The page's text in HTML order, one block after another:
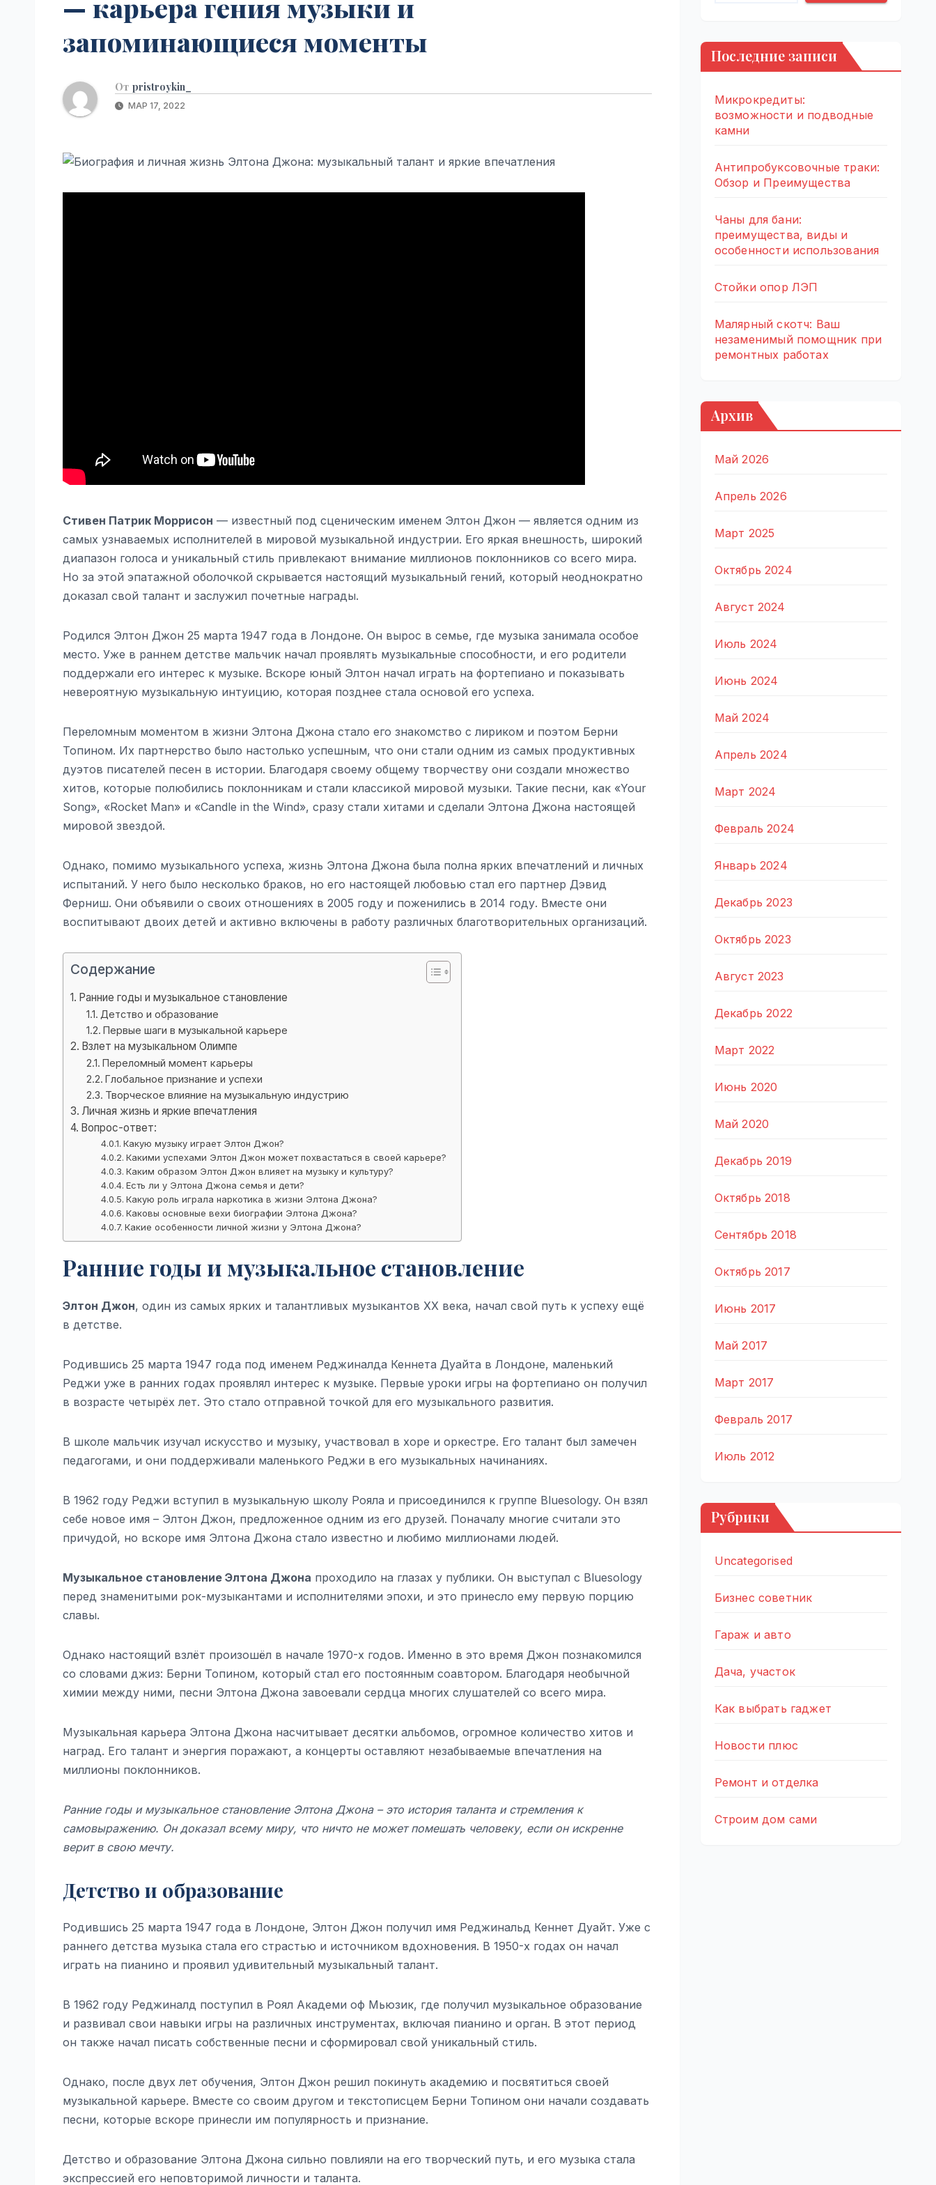
— карьера гения музыки и
запоминающиеся моменты
От pristroykin_
МАР 17, 2022
Стивен Патрик Моррисон — известный под сценическим именем Элтон Джон — является одним из
самых узнаваемых исполнителей в мировой музыкальной индустрии. Его яркая внешность, широкий
диапазон голоса и уникальный стиль привлекают внимание миллионов поклонников со всего мира.
Но за этой эпатажной оболочкой скрывается настоящий музыкальный гений, который неоднократно
доказал свой талант и заслужил почетные награды.
Родился Элтон Джон 25 марта 1947 года в Лондоне. Он вырос в семье, где музыка занимала особое
место. Уже в раннем детстве мальчик начал проявлять музыкальные способности, и его родители
поддержали его интерес к музыке. Вскоре юный Элтон начал играть на фортепиано и показывать
невероятную музыкальную интуицию, которая позднее стала основой его успеха.
Переломным моментом в жизни Элтона Джона стало его знакомство с лириком и поэтом Берни
Топином. Их партнерство было настолько успешным, что они стали одним из самых продуктивных
дуэтов писателей песен в истории. Благодаря своему общему творчеству они создали множество
хитов, которые полюбились поклонникам и стали классикой мировой музыки. Такие песни, как «Your
Song», «Rocket Man» и «Candle in the Wind», сразу стали хитами и сделали Элтона Джона настоящей
мировой звездой.
Однако, помимо музыкального успеха, жизнь Элтона Джона была полна ярких впечатлений и личных
испытаний. У него было несколько браков, но его настоящей любовью стал его партнер Дэвид
Ферниш. Они объявили о своих отношениях в 2005 году и поженились в 2014 году. Вместе они
воспитывают двоих детей и активно включены в работу различных благотворительных организаций.
Содержание
Ранние годы и музыкальное становление
Детство и образование
Первые шаги в музыкальной карьере
Взлет на музыкальном Олимпе
Переломный момент карьеры
Глобальное признание и успехи
Творческое влияние на музыкальную индустрию
Личная жизнь и яркие впечатления
Вопрос-ответ:
Какую музыку играет Элтон Джон?
Какими успехами Элтон Джон может похвастаться в своей карьере?
Каким образом Элтон Джон влияет на музыку и культуру?
Есть ли у Элтона Джона семья и дети?
Какую роль играла наркотика в жизни Элтона Джона?
Каковы основные вехи биографии Элтона Джона?
Какие особенности личной жизни у Элтона Джона?
Ранние годы и музыкальное становление
Элтон Джон, один из самых ярких и талантливых музыкантов XX века, начал свой путь к успеху ещё
в детстве.
Родившись 25 марта 1947 года под именем Реджиналда Кеннета Дуайта в Лондоне, маленький
Реджи уже в ранних годах проявлял интерес к музыке. Первые уроки игры на фортепиано он получил
в возрасте четырёх лет. Это стало отправной точкой для его музыкального развития.
В школе мальчик изучал искусство и музыку, участвовал в хоре и оркестре. Его талант был замечен
педагогами, и они поддерживали маленького Реджи в его музыкальных начинаниях.
В 1962 году Реджи вступил в музыкальную школу Рояла и присоединился к группе Bluesology. Он взял
себе новое имя – Элтон Джон, предложенное одним из его друзей. Поначалу многие считали это
причудой, но вскоре имя Элтона Джона стало известно и любимо миллионами людей.
Музыкальное становление Элтона Джона проходило на глазах у публики. Он выступал с Bluesology
перед знаменитыми рок-музыкантами и исполнителями эпохи, и это принесло ему первую порцию
славы.
Однако настоящий взлёт произошёл в начале 1970-х годов. Именно в это время Джон познакомился
со словами джиз: Берни Топином, который стал его постоянным соавтором. Благодаря необычной
химии между ними, песни Элтона Джона завоевали сердца многих слушателей со всего мира.
Музыкальная карьера Элтона Джона насчитывает десятки альбомов, огромное количество хитов и
наград. Его талант и энергия поражают, а концерты оставляют незабываемые впечатления на
миллионы поклонников.
Ранние годы и музыкальное становление Элтона Джона – это история таланта и стремления к
самовыражению. Он доказал всему миру, что ничто не может помешать человеку, если он искренне
верит в свою мечту.
Детство и образование
Родившись 25 марта 1947 года в Лондоне, Элтон Джон получил имя Реджинальд Кеннет Дуайт. Уже с
раннего детства музыка стала его страстью и источником вдохновения. В 1950-х годах он начал
играть на пианино и проявил удивительный музыкальный талант.
В 1962 году Реджиналд поступил в Роял Академи оф Мьюзик, где получил музыкальное образование
и развивал свои навыки игры на различных инструментах, включая пианино и орган. В этот период
он также начал писать собственные песни и сформировал свой уникальный стиль.
Однако, после двух лет обучения, Элтон Джон решил покинуть академию и посвятиться своей
музыкальной карьере. Вместе со своим другом и текстописцем Берни Топином они начали создавать
песни, которые вскоре принесли им популярность и признание.
Детство и образование Элтона Джона сильно повлияли на его творческий путь, и его музыка стала
экспрессией его неповторимой личности и таланта.
Последние записи
Микрокредиты:
возможности и подводные
камни
Антипробуксовочные траки:
Обзор и Преимущества
Чаны для бани:
преимущества, виды и
особенности использования
Стойки опор ЛЭП
Малярный скотч: Ваш
незаменимый помощник при
ремонтных работах
Архив
Май 2026
Апрель 2026
Март 2025
Октябрь 2024
Август 2024
Июль 2024
Июнь 2024
Май 2024
Апрель 2024
Март 2024
Февраль 2024
Январь 2024
Декабрь 2023
Октябрь 2023
Август 2023
Декабрь 2022
Март 2022
Июнь 2020
Май 2020
Декабрь 2019
Октябрь 2018
Сентябрь 2018
Октябрь 2017
Июнь 2017
Май 2017
Март 2017
Февраль 2017
Июль 2012
Рубрики
Uncategorised
Бизнес советник
Гараж и авто
Дача, участок
Как выбрать гаджет
Новости плюс
Ремонт и отделка
Строим дом сами